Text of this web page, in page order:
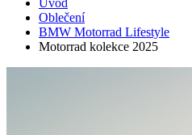
Úvod
Oblečení
BMW Motorrad Lifestyle
Motorrad kolekce 2025